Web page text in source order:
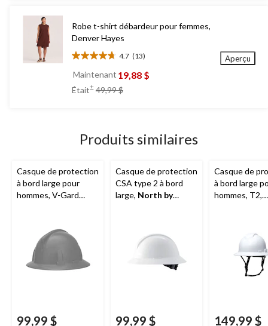
Robe t-shirt débardeur pour femmes,
Denver Hayes
4.7 (13)
4.7
étoile(s)
sur
5.
Maintenant 19,88 $
Était± 49,99 $
Aperçu
Produits similaires
Casque de protection
à bord large pour
hommes, V-Gard
99,99 $
Casque de protection
CSA type 2 à bord
large, North by
99,99 $
Casque de
à bord large
hommes, T2,
149,99 $